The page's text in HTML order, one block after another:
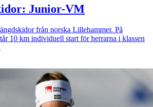
Junior-VM
från norska Lillehammer. På
10 km individuell start för herrarna i klassen